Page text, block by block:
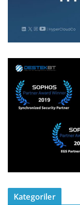
Kategoriler